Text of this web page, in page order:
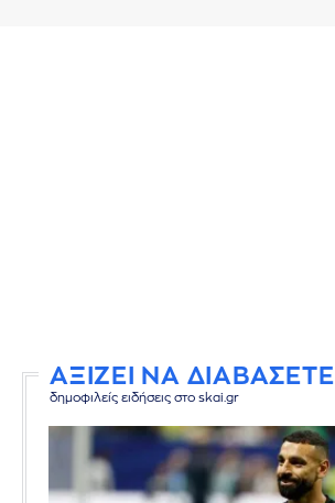
ΑΞΙΖΕΙ ΝΑ ΔΙΑΒΑΣΕΤΕ
δημοφιλείς ειδήσεις στο skai.gr